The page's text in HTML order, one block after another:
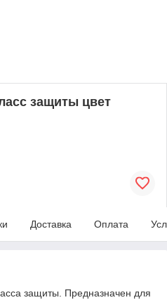
защиты цвет
Доставка Оплата
защиты. Предназначен для